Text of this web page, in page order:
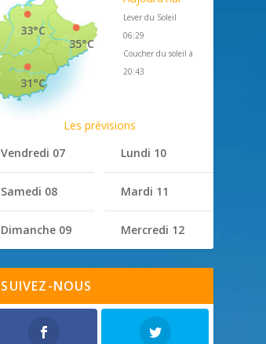
35°C
33°C
31°C
Lever du Soleil
06:29
Coucher du soleil à
20:43
Les prévisions
Vendredi 07
Samedi 08
Dimanche 09
Lundi 10
Mardi 11
Mercredi 12
SUIVEZ-NOUS